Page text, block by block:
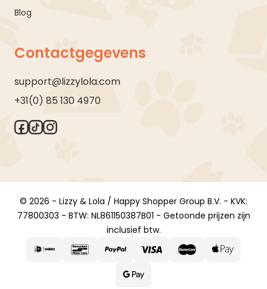
Blog
Contactgegevens
support@lizzylola.com
+31(0) 85 130 4970
© 2026 - Lizzy & Lola / Happy Shopper Group B.V. - KVK:
77800303 - BTW: NL861150387B01 - Getoonde prijzen zijn
inclusief btw.